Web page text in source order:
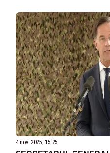
4 nov. 2025, 15:25